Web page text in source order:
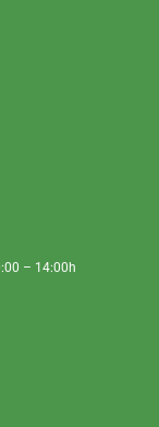
– 14:00h